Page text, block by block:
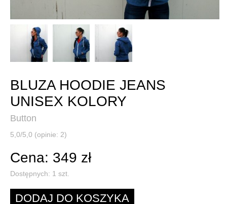
BLUZA HOODIE JEANS
UNISEX KOLORY
Button
5,0/5,0 (opinie: 2)
Cena: 349 zł
Dostępnych: 1 szt.